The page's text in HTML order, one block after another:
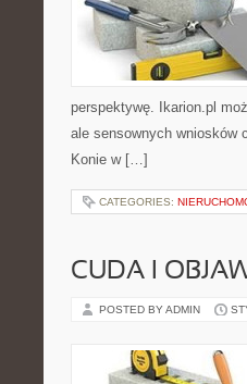
perspektywę. Ikarion.pl
ale sensownych wniosków
Konie w […]
CATEGORIES:
CUDA I
POSTED BY ADMIN